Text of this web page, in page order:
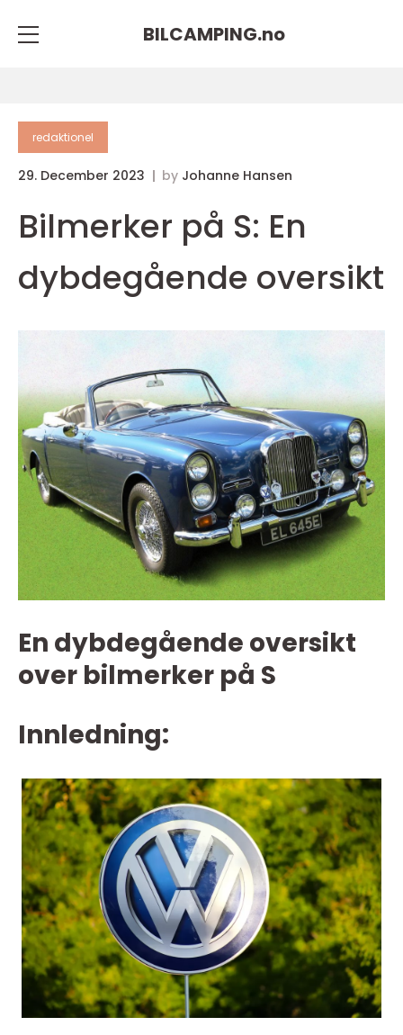
BILCAMPING.no
redaktionel
29. December 2023 by Johanne Hansen
Bilmerker på S: En
dybdegående oversikt
En dybdegående oversikt
over bilmerker på S
Innledning: